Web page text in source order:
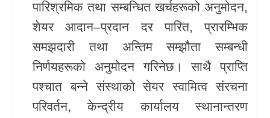
पारिश्रमिक तथा सम्बन्धित खर्चहरूको अनुमोदन,
शेयर आदान–प्रदान दर पारित, प्रारम्भिक
समझदारी तथा अन्तिम सम्झौता सम्बन्धी
निर्णयहरूको अनुमोदन गरिनेछ। साथै प्राप्ति
पश्चात बन्ने संस्थाको सेयर स्वामित्व संरचना
परिवर्तन, केन्द्रीय कार्यालय स्थानान्तरण